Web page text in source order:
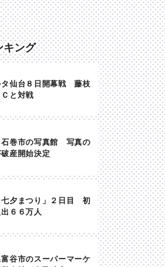
キング
タ仙台８日開幕戦 藤枝
と対戦
石巻市の写真館 写真の
産開始決定
七夕まつり」２日目 初
出６６万人
谷市のスーパーマーケ